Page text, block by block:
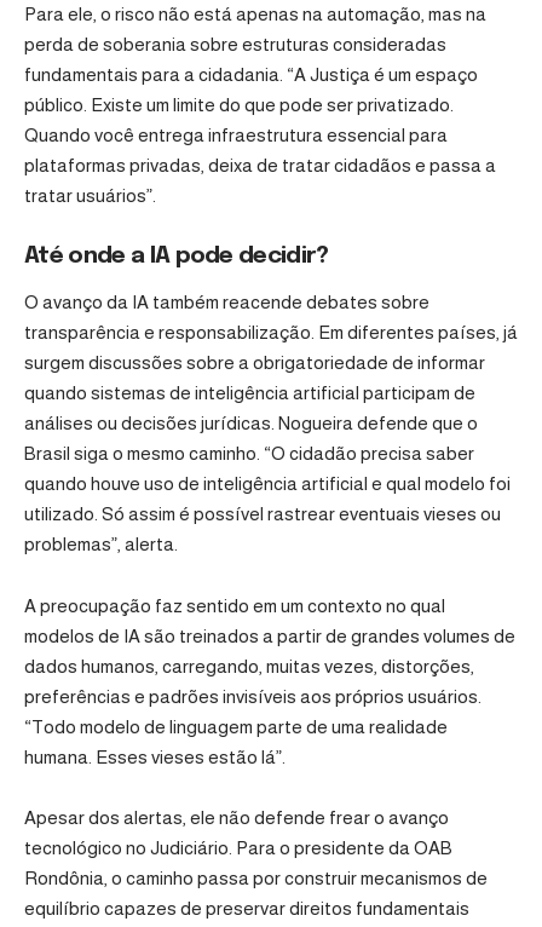
Para ele, o risco não está apenas na automação, mas na
perda de soberania sobre estruturas consideradas
fundamentais para a cidadania. “A Justiça é um espaço
público. Existe um limite do que pode ser privatizado.
Quando você entrega infraestrutura essencial para
plataformas privadas, deixa de tratar cidadãos e passa a
tratar usuários”.
Até onde a IA pode decidir?
O avanço da IA também reacende debates sobre
transparência e responsabilização. Em diferentes países, já
surgem discussões sobre a obrigatoriedade de informar
quando sistemas de inteligência artificial participam de
análises ou decisões jurídicas. Nogueira defende que o
Brasil siga o mesmo caminho. “O cidadão precisa saber
quando houve uso de inteligência artificial e qual modelo foi
utilizado. Só assim é possível rastrear eventuais vieses ou
problemas”, alerta.
A preocupação faz sentido em um contexto no qual
modelos de IA são treinados a partir de grandes volumes de
dados humanos, carregando, muitas vezes, distorções,
preferências e padrões invisíveis aos próprios usuários.
“Todo modelo de linguagem parte de uma realidade
humana. Esses vieses estão lá”.
Apesar dos alertas, ele não defende frear o avanço
tecnológico no Judiciário. Para o presidente da OAB
Rondônia, o caminho passa por construir mecanismos de
equilíbrio capazes de preservar direitos fundamentais